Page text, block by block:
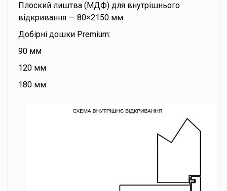
Плоский лиштва (МДФ) для внутрішнього
відкривання — 80×2150 мм
Добірні дошки Premium:
90 мм
120 мм
180 мм